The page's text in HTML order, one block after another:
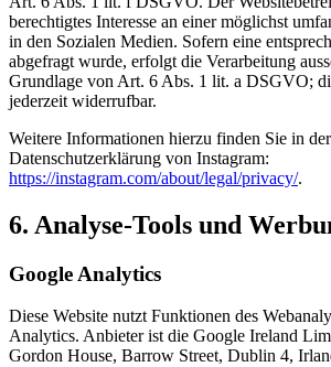
berechtigtes Interesse an einer möglichst
in den Sozialen Medien. Sofern eine
abgefragt wurde, erfolgt die Verarbeitung
Grundlage von Art. 6 Abs. 1 lit. a DSGVO;
jederzeit widerrufbar.
Weitere Informationen hierzu finden Sie in der
Datenschutzerklärung von Instagram:
https://instagram.com/about/legal/privacy/.
6. Analyse-Tools und
Google Analytics
Diese Website nutzt Funktionen des
Analytics. Anbieter ist die Google Ireland
Gordon House, Barrow Street, Dublin 4,